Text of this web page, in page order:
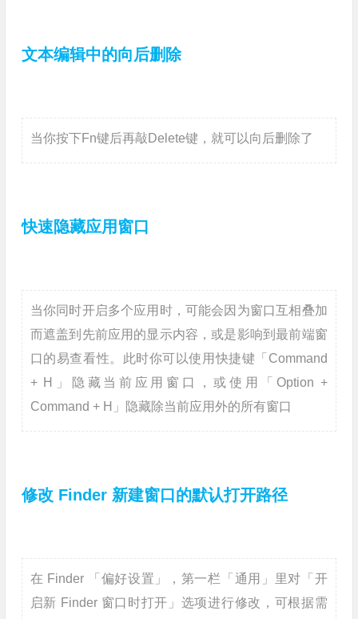
文本编辑中的向后删除
当你按下Fn键后再敲Delete键，就可以向后删除了
快速隐藏应用窗口
当你同时开启多个应用时，可能会因为窗口互相叠加
而遮盖到先前应用的显示内容，或是影响到最前端窗
口的易查看性。此时你可以使用快捷键「Command
+ H」隐藏当前应用窗口，或使用「Option +
Command + H」隐藏除当前应用外的所有窗口
修改 Finder 新建窗口的默认打开路径
在 Finder 「偏好设置」，第一栏「通用」里对「开
启新 Finder 窗口时打开」选项进行修改，可根据需